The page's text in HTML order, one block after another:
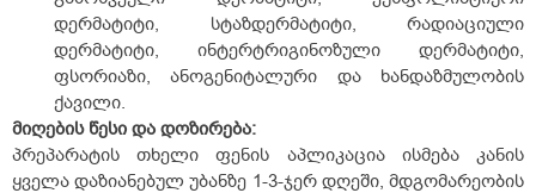
დერმატიტი, სტაზდერმატიტი, რადიაციული
დერმატიტი, ინტერტრიგინოზული დერმატიტი,
ფსორიაზი, ანოგენიტალური და ხანდაზმულობის
ქავილი.
მიღების წესი და დოზირება:
პრეპარატის თხელი ფენის აპლიკაცია ისმება კანის
ყველა დაზიანებულ უბანზე 1-3-ჯერ დღეში, მდგომარეობის